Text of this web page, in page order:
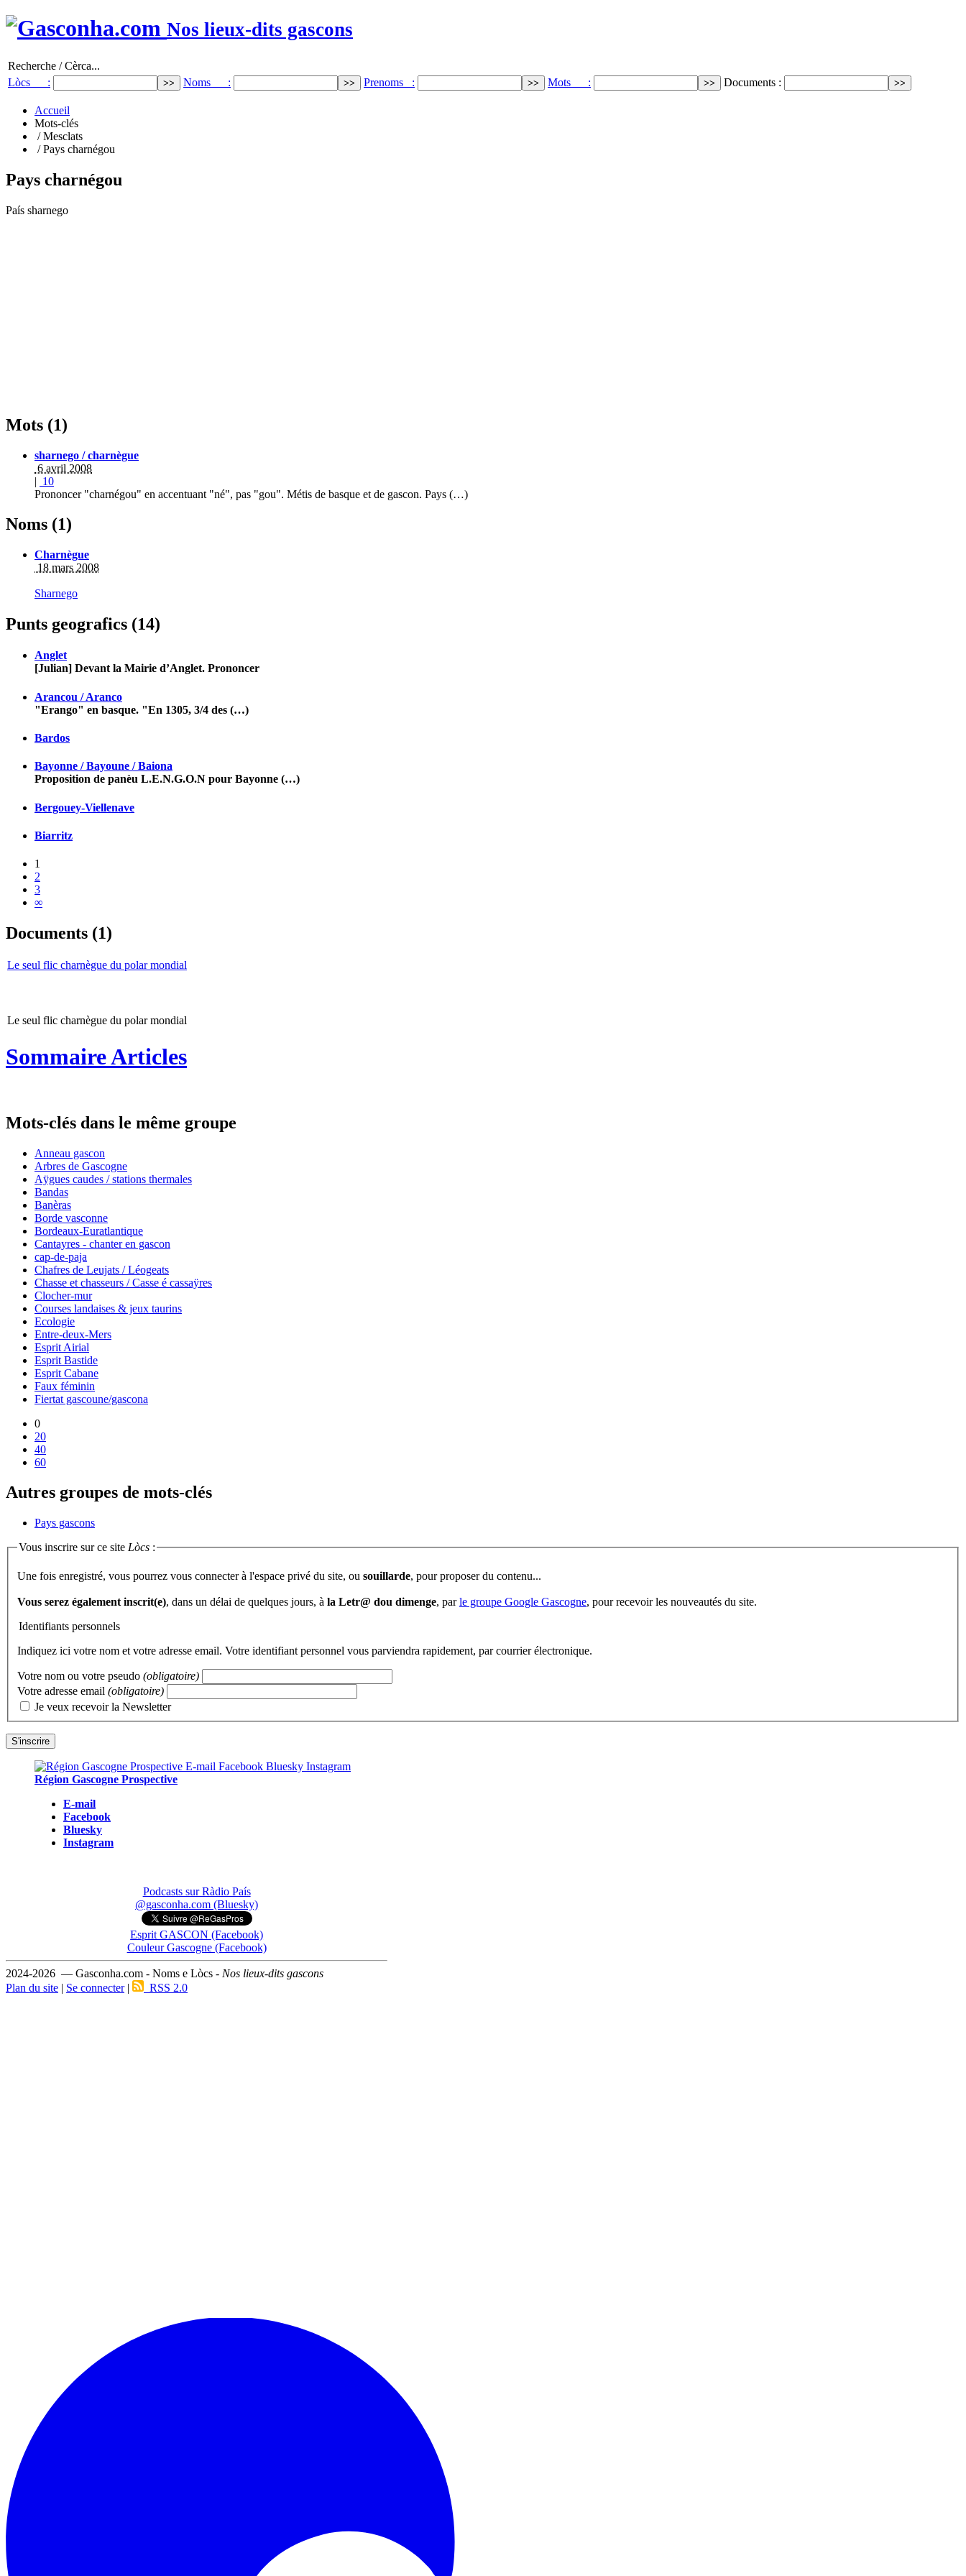
Nos lieux-dits gascons
Recherche / Cèrca...
Lòcs :
Noms : Prenoms : Mots : Documents :
Accueil
Mots-clés
/ Mesclats
/ Pays charnégou
Pays charnégou
País sharnego
Mots (1)
sharnego / charnègue
6 avril 2008
| 10
Prononcer "charnégou" en accentuant "né", pas "gou". Métis de basque et de gascon. Pays (…)
Noms (1)
Charnègue
18 mars 2008
Sharnego
Punts geografics (14)
Anglet
[Julian] Devant la Mairie d’Anglet. Prononcer
Arancou / Aranco
"Erango" en basque. "En 1305, 3/4 des (…)
Bardos
Bayonne / Bayoune / Baiona
Proposition de panèu L.E.N.G.O.N pour Bayonne (…)
Bergouey-Viellenave
Biarritz
1
2
3
∞
Documents (1)
Le seul flic charnègue du polar mondial
Le seul flic charnègue du polar mondial
Sommaire Articles
Mots-clés dans le même groupe
Anneau gascon
Arbres de Gascogne
Aÿgues caudes / stations thermales
Bandas
Banèras
Borde vasconne
Bordeaux-Euratlantique
Cantayres - chanter en gascon
cap-de-paja
Chafres de Leujats / Léogeats
Chasse et chasseurs / Casse é cassaÿres
Clocher-mur
Courses landaises & jeux taurins
Ecologie
Entre-deux-Mers
Esprit Airial
Esprit Bastide
Esprit Cabane
Faux féminin
Fiertat gascoune/gascona
0
20
40
60
Autres groupes de mots-clés
Pays gascons
Vous inscrire sur ce site Lòcs :
Une fois enregistré, vous pourrez vous connecter à l'espace privé du site, ou souillarde , pour proposer du contenu...
Vous serez également inscrit(e), dans un délai de quelques jours, à la Letr@ dou dimenge, parle groupe Google Gascogne, pour recevoir les nouveautés du site.
Identifiants personnels
Indiquez ici votre nom et votre adresse email. Votre identifiant personnel vous parviendra rapidement, par courrier électronique.
Votre nom ou votre pseudo (obligatoire)
Votre adresse email (obligatoire)
Je veux recevoir la Newsletter
Région Gascogne Prospective
E-mail
Facebook
Bluesky
Instagram
Podcasts sur Ràdio País
@gasconha.com (Bluesky)
Esprit GASCON (Facebook)
Couleur Gascogne (Facebook)
2024-2026 — Gasconha.com - Noms e Lòcs - Nos lieux-dits gascons
Plan du site | Se connecter| RSS 2.0